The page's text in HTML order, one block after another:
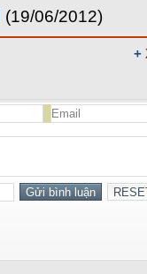
(19/06/2012)
+